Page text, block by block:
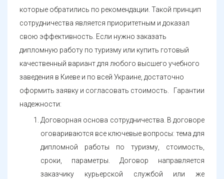
которые обратились по рекомендации. Такой принцип
сотрудничества является приоритетным и доказал
свою эффективность. Если нужно заказать
дипломную работу по туризму или купить готовый
качественный вариант для любого высшего учебного
заведения в Киеве и по всей Украине, достаточно
оформить заявку и согласовать стоимость. Гарантии
надежности:
Договорная основа сотрудничества. В договоре
оговариваются все ключевые вопросы: тема для
дипломной работы по туризму, стоимость,
сроки, параметры. Договор направляется
заказчику курьерской службой или же